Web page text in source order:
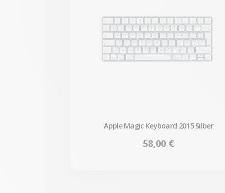
Apple Magic Keyboard 2015 Silber
Preis
58,00 €